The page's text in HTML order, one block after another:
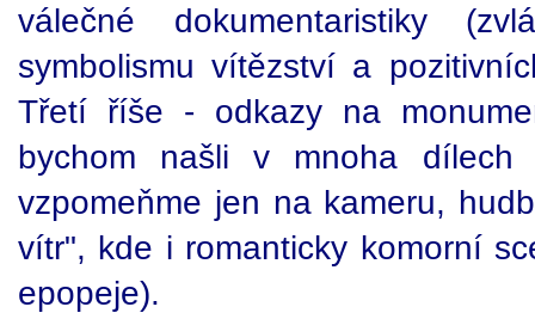
válečné dokumentaristiky
symbolismu vítězství a
Třetí říše - odkazy na
bychom našli v mnoha dílech
vzpomeňme jen na kameru,
vítr", kde i romanticky komorní
epopeje).